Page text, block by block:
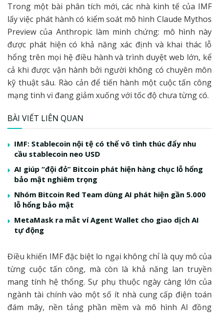
Trong một bài phân tích mới, các nhà kinh tế của IMF
lấy việc phát hành có kiểm soát mô hình Claude Mythos
Preview của Anthropic làm minh chứng: mô hình này
được phát hiện có khả năng xác định và khai thác lỗ
hổng trên mọi hệ điều hành và trình duyệt web lớn, kể
cả khi được vận hành bởi người không có chuyên môn
kỹ thuật sâu. Rào cản để tiến hành một cuộc tấn công
mạng tinh vi đang giảm xuống với tốc độ chưa từng có.
BÀI VIẾT LIÊN QUAN
IMF: Stablecoin nội tệ có thể vô tình thúc đẩy nhu
cầu stablecoin neo USD
AI giúp “đội đỏ” Bitcoin phát hiện hàng chục lỗ hổng
bảo mật nghiêm trọng
Nhóm Bitcoin Red Team dùng AI phát hiện gần 5.000
lỗ hổng bảo mật
MetaMask ra mắt ví Agent Wallet cho giao dịch AI
tự động
Điều khiến IMF đặc biệt lo ngại không chỉ là quy mô của
từng cuộc tấn công, mà còn là khả năng lan truyền
mang tính hệ thống. Sự phụ thuộc ngày càng lớn của
ngành tài chính vào một số ít nhà cung cấp điện toán
đám mây, nền tảng phần mềm và mô hình AI đồng